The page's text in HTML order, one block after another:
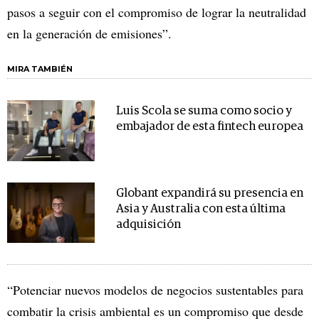
pasos a seguir con el compromiso de lograr la neutralidad
en la generación de emisiones”.
MIRA TAMBIÉN
Luis Scola se suma como socio y
embajador de esta fintech europea
Globant expandirá su presencia en
Asia y Australia con esta última
adquisición
“Potenciar nuevos modelos de negocios sustentables para
combatir la crisis ambiental es un compromiso que desde